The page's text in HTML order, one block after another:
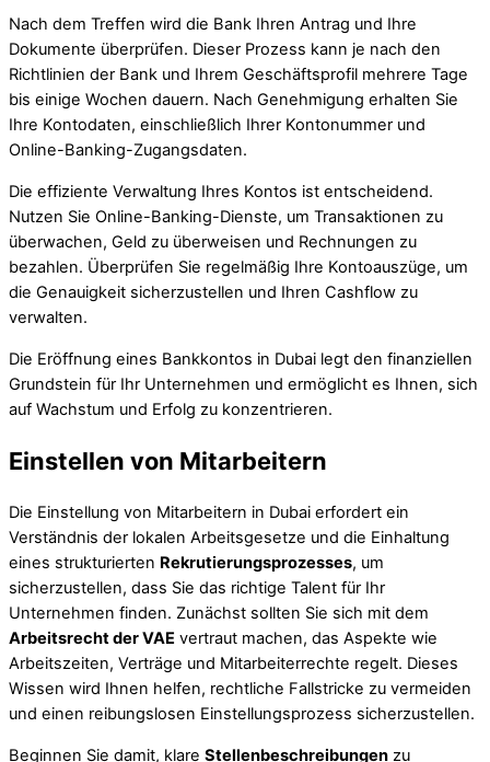
Nach dem Treffen wird die Bank Ihren Antrag und Ihre
Dokumente überprüfen. Dieser Prozess kann je nach den
Richtlinien der Bank und Ihrem Geschäftsprofil mehrere Tage
bis einige Wochen dauern. Nach Genehmigung erhalten Sie
Ihre Kontodaten, einschließlich Ihrer Kontonummer und
Online-Banking-Zugangsdaten.
Die effiziente Verwaltung Ihres Kontos ist entscheidend.
Nutzen Sie Online-Banking-Dienste, um Transaktionen zu
überwachen, Geld zu überweisen und Rechnungen zu
bezahlen. Überprüfen Sie regelmäßig Ihre Kontoauszüge, um
die Genauigkeit sicherzustellen und Ihren Cashflow zu
verwalten.
Die Eröffnung eines Bankkontos in Dubai legt den finanziellen
Grundstein für Ihr Unternehmen und ermöglicht es Ihnen, sich
auf Wachstum und Erfolg zu konzentrieren.
Einstellen von Mitarbeitern
Die Einstellung von Mitarbeitern in Dubai erfordert ein
Verständnis der lokalen Arbeitsgesetze und die Einhaltung
eines strukturierten Rekrutierungsprozesses, um
sicherzustellen, dass Sie das richtige Talent für Ihr
Unternehmen finden. Zunächst sollten Sie sich mit dem
Arbeitsrecht der VAE vertraut machen, das Aspekte wie
Arbeitszeiten, Verträge und Mitarbeiterrechte regelt. Dieses
Wissen wird Ihnen helfen, rechtliche Fallstricke zu vermeiden
und einen reibungslosen Einstellungsprozess sicherzustellen.
Beginnen Sie damit, klare Stellenbeschreibungen zu